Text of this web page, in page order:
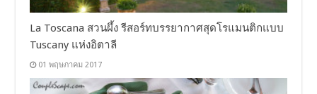
La Toscana สวนผึ้ง รีสอร์ทบรรยากาศสุดโรแมนติกแบบ
Tuscany แห่งอิตาลี
01 พฤษภาคม 2017